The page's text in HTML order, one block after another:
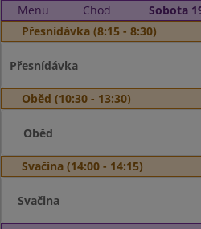
Menu Chod
Sobota
Přesnídávka (8:15 - 8:30)
Přesnídávka
Oběd (10:30 - 13:30)
Oběd
Svačina (14:00 - 14:15)
Svačina